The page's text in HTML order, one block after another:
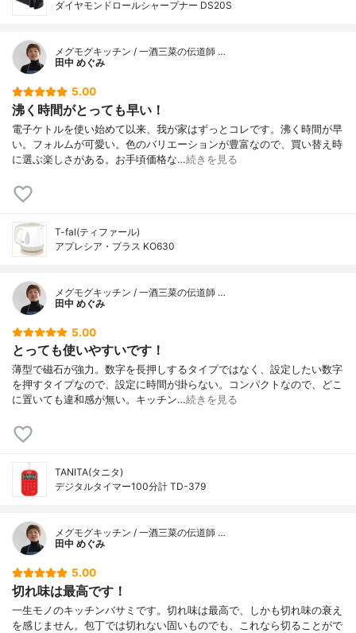
ダイヤモンドロールシャープナー DS20S
メグモグキッチン / 一酒三菜の伝道師 …
田中 めぐみ
5.00
沸く時間がとっても早い！
電子ケトルを使い始めて以来、我が家はずっとコレです。沸く時間が早
い。フォルムが可愛い。色のバリエーションが豊富なので、買い替え時
に選ぶ楽しさがある。お手頃価格な…続きを見る
T-fal(ティファール)
アプレシア・プラス KO630
メグモグキッチン / 一酒三菜の伝道師 …
田中 めぐみ
5.00
とっても使いやすいです！
薄型で磁石が強力。数字を長押しするタイプではなく、設定したい数字
を押すタイプなので、設定に時間が掛らない。コンパクトなので、どこ
に置いても違和感が無い。キッチン…続きを見る
TANITA(タニタ)
デジタルタイマー100分計 TD-379
メグモグキッチン / 一酒三菜の伝道師 …
田中 めぐみ
5.00
切れ味は最高です！
一生モノのキッチンバサミです。切れ味は最高で、しかも切れ味の衰え
を感じません。包丁では切れない固いものでも、これなら切ることがで